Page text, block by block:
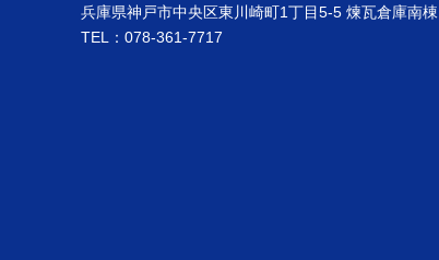
兵庫県神戸市中央区東川崎町1丁目5-5 煉瓦倉庫南棟
TEL：078-361-7717